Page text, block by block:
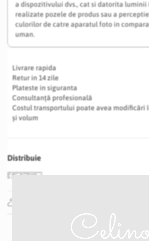
a dispozitivului dvs., cat si datorita luminii
realizate pozele de produs sau a
culorilor de catre aparatul foto in
uman.
Livrare rapida
Retur in 14 zile
Plateste in siguranta
Consultanță profesională
Costul transportului poate avea modificări
și volum
Distribuie
Specificatii